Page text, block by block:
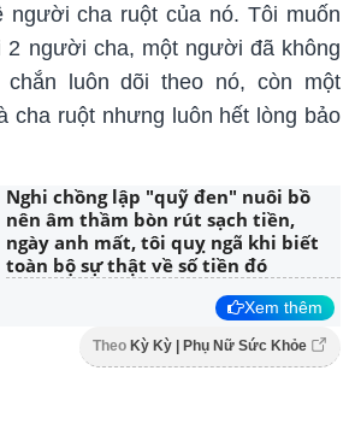
người cha ruột của nó. Tôi muốn
2 người cha, một người đã không
chắn luôn dõi theo nó, còn một
cha ruột nhưng luôn hết lòng bảo
Nghi chồng lập "quỹ đen" nuôi bồ
nên âm thầm bòn rút sạch tiền,
ngày anh mất, tôi quỵ ngã khi biết
toàn bộ sự thật về số tiền đó
Xem thêm
Theo Kỳ Kỳ | Phụ Nữ Sức Khỏe